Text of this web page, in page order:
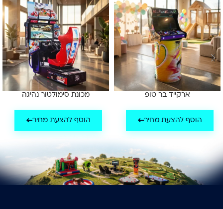
ארקייד בר טופ
הוסף להצעת מחיר
מכונת סימולטור נהיגה
הוסף להצעת מחיר